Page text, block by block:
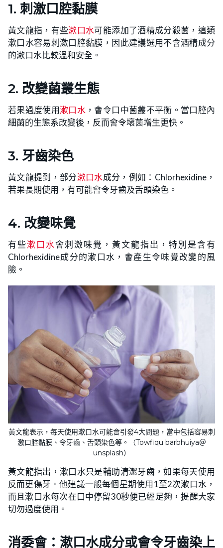
1. 刺激口腔黏膜
黃文龍指，有些漱口水可能添加了酒精成分殺菌，這類
漱口水容易刺激口腔黏膜，因此建議選用不含酒精成分
的漱口水比較溫和安全。
2. 改變菌叢生態
若果過度使用漱口水 ，會令口中菌叢不平衡。當口腔內
細菌的生態系改變後，反而會令壞菌增生更快。
3. 牙齒染色
黃文龍提到，部分漱口水成分，例如：Chlorhexidine，
若果長期使用，有可能會令牙齒及舌頭染色。
4. 改變味覺
有些漱口水會刺激味覺，黃文龍指出，特別是含有
Chlorhexidine成分的漱口水，會產生令味覺改變的風
險。
黃文龍表示，每天使用漱口水可能會引發4大問題，當中包括容易刺
激口腔黏膜、令牙齒、舌頭染色等。（Towfiqu barbhuiya＠
unsplash）
黃文龍指出，漱口水只是輔助清潔牙齒，如果每天使用
反而更傷牙。他建議一般每個星期使用1至2次漱口水，
而且漱口水每次在口中停留30秒便已經足夠，提醒大家
切勿過度使用。
消委會：漱口水成分或會令牙齒染上